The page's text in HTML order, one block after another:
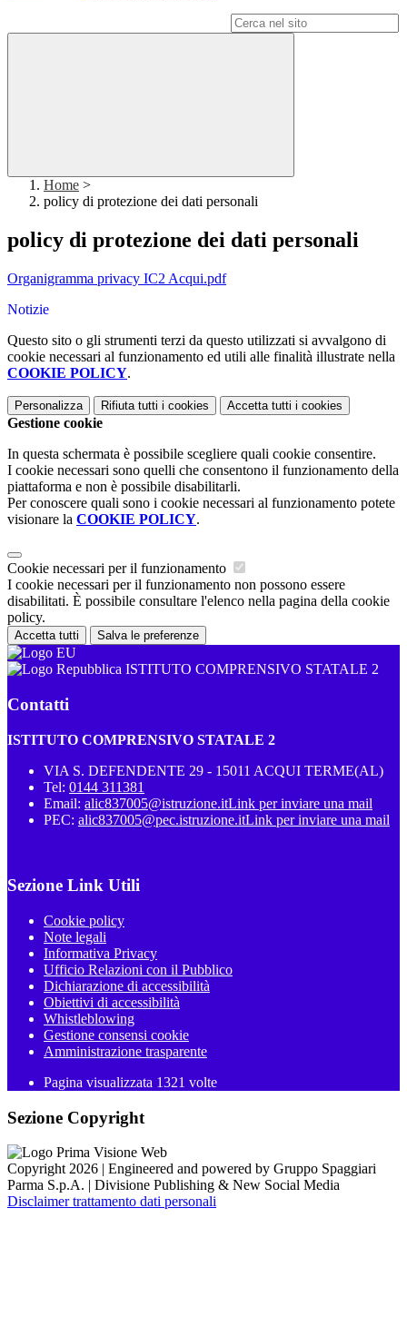
Home >
policy di protezione dei dati personali
policy di protezione dei dati personali
Organigramma privacy IC2 Acqui.pdf
Notizie
Questo sito o gli strumenti terzi da questo utilizzati si avvalgono di
cookie necessari al funzionamento ed utili alle finalità illustrate nella
COOKIE POLICY.
Personalizza Rifiuta tutti i cookies Accetta tutti i cookies
Gestione cookie
In questa schermata è possibile scegliere quali cookie consentire.
I cookie necessari sono quelli che consentono il funzionamento della
piattaforma e non è possibile disabilitarli.
Per conoscere quali sono i cookie necessari al funzionamento potete
visionare la COOKIE POLICY.
Cookie necessari per il funzionamento
I cookie necessari per il funzionamento non possono essere
disabilitati. È possibile consultare l'elenco nella pagina della cookie
policy.
Accetta tutti Salva le preferenze
ISTITUTO COMPRENSIVO STATALE 2
Contatti
ISTITUTO COMPRENSIVO STATALE 2
VIA S. DEFENDENTE 29 - 15011 ACQUI TERME(AL)
Tel: 0144 311381
Email: alic837005@istruzione.itLink per inviare una mail
PEC: alic837005@pec.istruzione.itLink per inviare una mail
Sezione Link Utili
Cookie policy
Note legali
Informativa Privacy
Ufficio Relazioni con il Pubblico
Dichiarazione di accessibilità
Obiettivi di accessibilità
Whistleblowing
Gestione consensi cookie
Amministrazione trasparente
Pagina visualizzata 1321 volte
Sezione Copyright
Copyright 2026 | Engineered and powered by Gruppo Spaggiari
Parma S.p.A. | Divisione Publishing & New Social Media
Disclaimer trattamento dati personali